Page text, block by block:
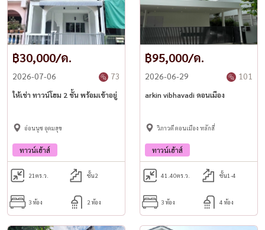
฿30,000/ด.
2026-07-06 73
ให้เช่า ทาวน์โฮม 2 ชั้น พร้อมเข้าอยู่
อ่อนนุช อุดมสุข
ทาวน์เฮ้าส์
21 ตร.ว. ชั้น2
3 ห้อง 2 ห้อง
฿95,000/ด.
2026-06-29 101
arkin vibhavadi ดอนเมือง
วิภาวดี ดอนเมือง หลักสี่
ทาวน์เฮ้าส์
41.40ตร.ว. ชั้น1-4
3 ห้อง 4 ห้อง